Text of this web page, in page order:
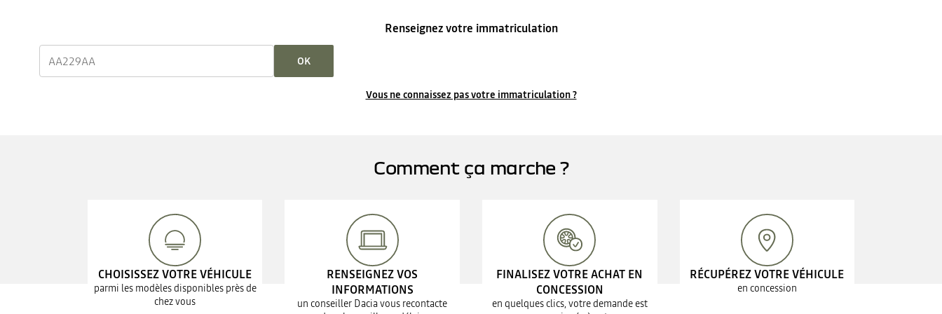
Renseignez votre immatriculation
OK
Vous ne connaissez pas votre immatriculation ?
Comment ça marche ?
CHOISISSEZ VOTRE VÉHICULE
parmi les modèles disponibles près de
chez vous
RENSEIGNEZ VOS
INFORMATIONS
un conseiller Dacia vous recontacte
FINALISEZ VOTRE ACHAT EN
CONCESSION
en quelques clics, votre demande est
RÉCUPÉREZ VOTRE VÉHICULE
en concession